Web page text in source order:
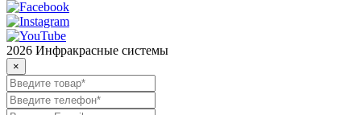
2026 Инфракрасные системы
×